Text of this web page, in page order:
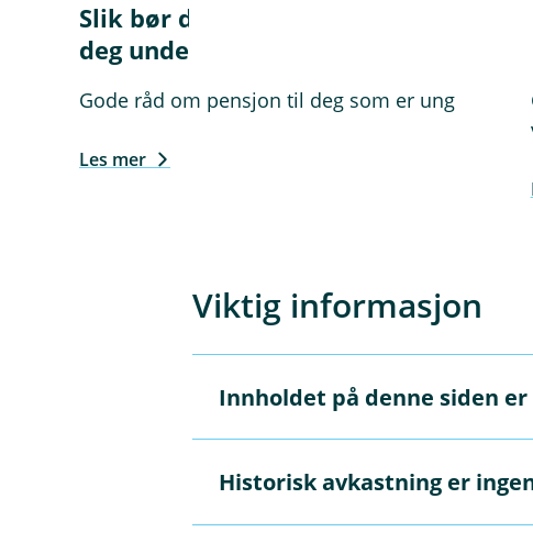
Slik bør du spare til pensjon for
deg under 34 år
Gode råd om pensjon til deg som er ung
Les mer
Viktig informasjon
Innholdet på denne siden
n
u
autoriserte rådgivere som kan gi
Historisk avkastning er
n